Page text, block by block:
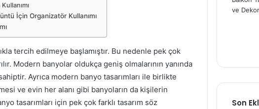
İçin Organizatör Kullanımı
tercih edilmeye başlamıştır. Bu nedenle pek çok
Modern banyolar oldukça geniş olmalarının yanında
Ayrıca modern banyo tasarımları ile birlikte
ve evin her alanı gibi banyoların da kişilerin
tasarımları için pek çok farklı tasarım söz
Son